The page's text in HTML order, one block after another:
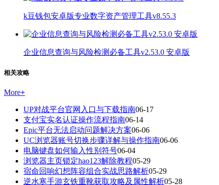
k豆钱包安卓版专业数字资产管理工具v8.55.3
企业信息查询与风险检测必备工具v2.53.0 安卓版
相关攻略
More+
UP对战平台官网入口与下载指南06-17
支付宝实名认证操作流程指南06-14
Epic平台无法启动问题解决方案06-06
UC浏览器账号切换步骤详解与操作指南06-06
电脑键盘如何输入性别符号06-04
浏览器主页锁定hao123解除教程05-29
宿命回响幻想阵容组合实战思路解析05-29
逆水寒手游玄铁重靴获取攻略及属性解析05-28